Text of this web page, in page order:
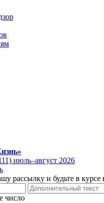
июль–август 2026
рассылку и будьте в курсе
число